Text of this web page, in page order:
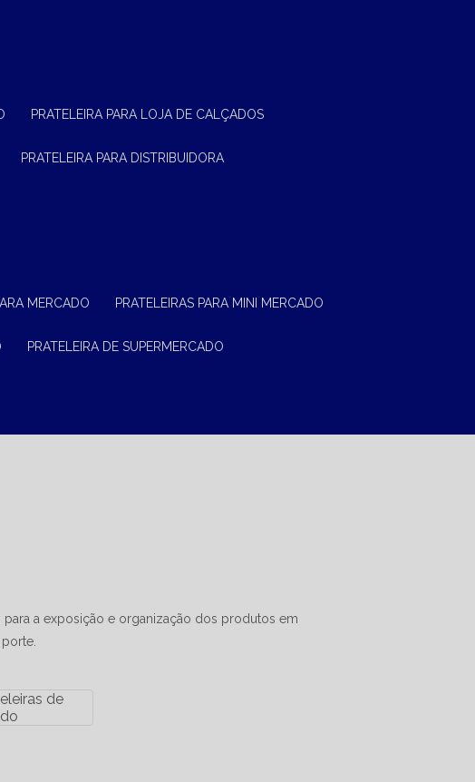
PRATELEIRA PARA LOJA DE CALÇADOS
PRATELEIRA PARA DISTRIBUIDORA
MERCADO PRATELEIRAS PARA MINI MERCADO
PRATELEIRA DE SUPERMERCADO
a exposição e organização dos produtos em